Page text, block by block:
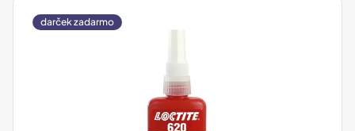
darček zadarmo